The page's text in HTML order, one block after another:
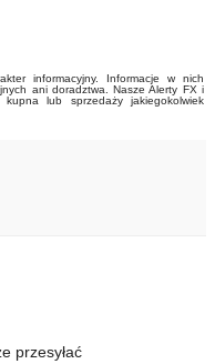
informacyjny. Informacje w nich
ani doradztwa. Nasze Alerty FX i
lub sprzedaży jakiegokolwiek
przesyłać